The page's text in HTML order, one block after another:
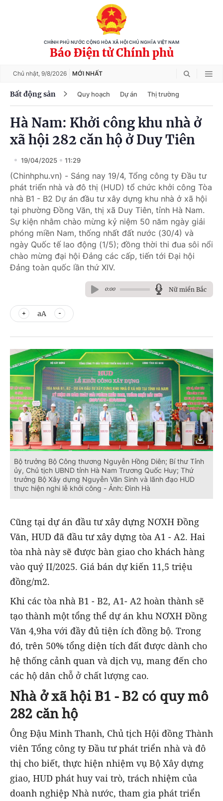
CHÍNH PHỦ NƯỚC CỘNG HÒA XÃ HỘI CHỦ NGHĨA VIỆT NAM
Báo Điện tử Chính phủ
Chủ nhật, 9/8/2026 MỚI NHẤT
Bất động sản Quy hoạch Dự án Thị trường
Hà Nam: Khởi công khu nhà ở
xã hội 282 căn hộ ở Duy Tiên
19/04/2025 11:29
(Chinhphu.vn) - Sáng nay 19/4, Tổng công ty Đầu tư
phát triển nhà và đô thị (HUD) tổ chức khởi công Tòa
nhà B1 - B2 Dự án đầu tư xây dựng khu nhà ở xã hội
tại phường Đồng Văn, thị xã Duy Tiên, tỉnh Hà Nam.
Sự kiện nhằm chào mừng kỷ niệm 50 năm ngày giải
phóng miền Nam, thống nhất đất nước (30/4) và
ngày Quốc tế lao động (1/5); đồng thời thi đua sôi nổi
chào mừng đại hội Đảng các cấp, tiến tới Đại hội
Đảng toàn quốc lần thứ XIV.
0:00 Nữ miền Bắc
aA
Bộ trưởng Bộ Công thương Nguyễn Hồng Diên; Bí thư Tỉnh
ủy, Chủ tịch UBND tỉnh Hà Nam Trương Quốc Huy; Thứ
trưởng Bộ Xây dựng Nguyễn Văn Sinh và lãnh đạo HUD
thực hiện nghi lễ khởi công - Ảnh: Đình Hà
Cũng tại dự án đầu tư xây dựng NƠXH Đồng
Văn, HUD đã đầu tư xây dựng tòa A1 - A2. Hai
tòa nhà này sẽ được bàn giao cho khách hàng
vào quý II/2025. Giá bán dự kiến 11,5 triệu
đồng/m2.
Khi các tòa nhà B1 - B2, A1- A2 hoàn thành sẽ
tạo thành một tổng thể dự án khu NƠXH Đồng
Văn 4,9ha với đầy đủ tiện ích đồng bộ. Trong
đó, trên 50% tổng diện tích đất được dành cho
hệ thống cảnh quan và dịch vụ, mang đến cho
các hộ dân chỗ ở chất lượng cao.
Nhà ở xã hội B1 - B2 có quy mô
282 căn hộ
Ông Đậu Minh Thanh, Chủ tịch Hội đồng Thành
viên Tổng công ty Đầu tư phát triển nhà và đô
thị cho biết, thực hiện nhiệm vụ Bộ Xây dựng
giao, HUD phát huy vai trò, trách nhiệm của
doanh nghiệp Nhà nước, tham gia phát triển